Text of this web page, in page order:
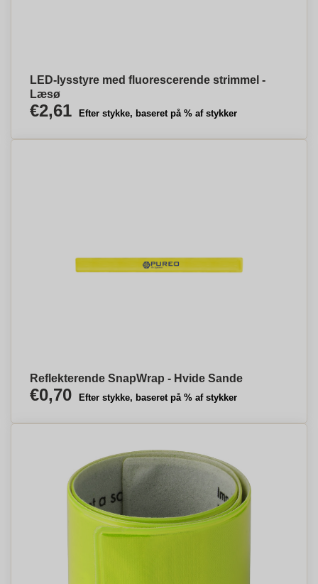
LED-lysstyre med fluorescerende strimmel -
Læsø
€2,61 Efter stykke, baseret på % af stykker
Reflekterende SnapWrap - Hvide Sande
€0,70 Efter stykke, baseret på % af stykker